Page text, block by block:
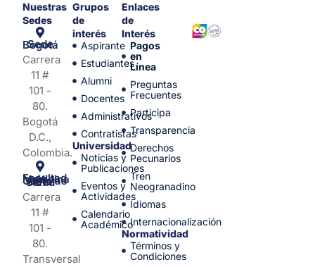
Nuestras
Sedes
Sede Bogotá
Carrera
11 #
101 -
80.
Bogotá
D.C.,
Colombia.
Facultad de Medicina y Ciencias de la Salud
Carrera
11 #
101 -
80.
Transversal
Grupos
de
interés
Aspirante
Estudiantes
Alumni
Docentes
Administrativos
Contratistas
Universidad
Noticias y
Publicaciones
Eventos y
Actividades
Calendario
Académico
Enlaces
de
Interés
Pagos
en
Línea
Preguntas
Frecuentes
Participa
Transparencia
Derechos
Pecunarios
Tren
Neogranadino
Idiomas
Internacionalización
Normatividad
Términos y
Condiciones